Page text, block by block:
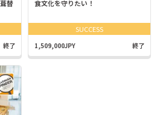
替
終了
食文化を守りたい！
SUCCESS
1,509,000JPY 終了